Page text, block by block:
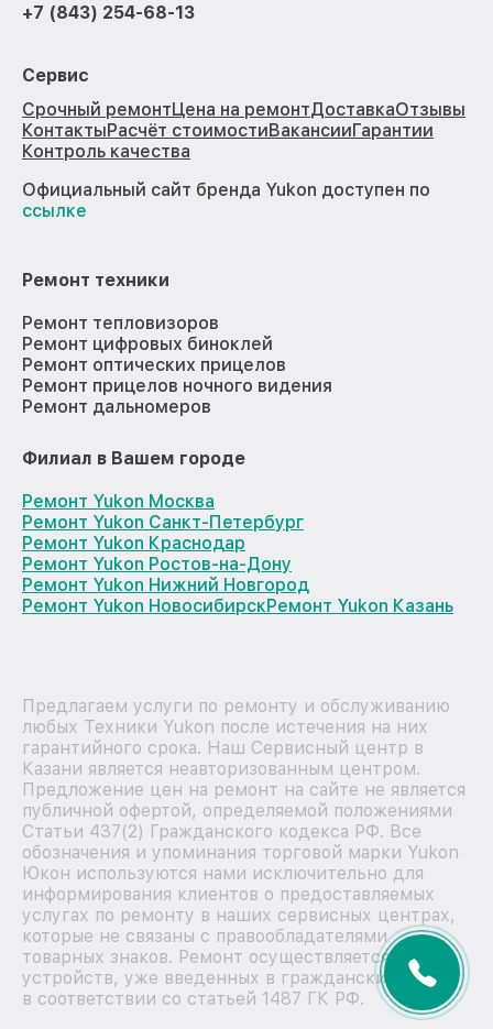
+7 (843) 254-68-13
Сервис
Срочный ремонтЦена на ремонтДоставкаОтзывы
КонтактыРасчёт стоимостиВакансииГарантии
Контроль качества
Официальный сайт бренда Yukon доступен по
ссылке
Ремонт техники
Ремонт тепловизоров
Ремонт цифровых биноклей
Ремонт оптических прицелов
Ремонт прицелов ночного видения
Ремонт дальномеров
Филиал в Вашем городе
Ремонт Yukon Москва
Ремонт Yukon Санкт-Петербург
Ремонт Yukon Краснодар
Ремонт Yukon Ростов-на-Дону
Ремонт Yukon Нижний Новгород
Ремонт Yukon НовосибирскРемонт Yukon Казань
Предлагаем услуги по ремонту и обслуживанию
любых Техники Yukon после истечения на них
гарантийного срока. Наш Сервисный центр в
Казани является неавторизованным центром.
Предложение цен на ремонт на сайте не является
публичной офертой, определяемой положениями
Статьи 437(2) Гражданского кодекса РФ. Все
обозначения и упоминания торговой марки Yukon
Юкон используются нами исключительно для
информирования клиентов о предоставляемых
услугах по ремонту в наших сервисных центрах,
которые не связаны с правообладателями
товарных знаков. Ремонт осуществляется для
устройств, уже введенных в гражданский оборот
в соответствии со статьей 1487 ГК РФ.